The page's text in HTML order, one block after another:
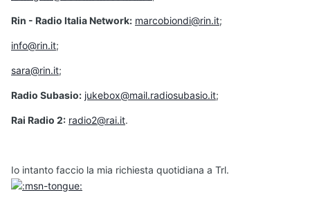
Rin - Radio Italia Network: marcobiondi@rin.it;
info@rin.it;
sara@rin.it;
Radio Subasio: jukebox@mail.radiosubasio.it;
Rai Radio 2: radio2@rai.it.
Io intanto faccio la mia richiesta quotidiana a Trl.